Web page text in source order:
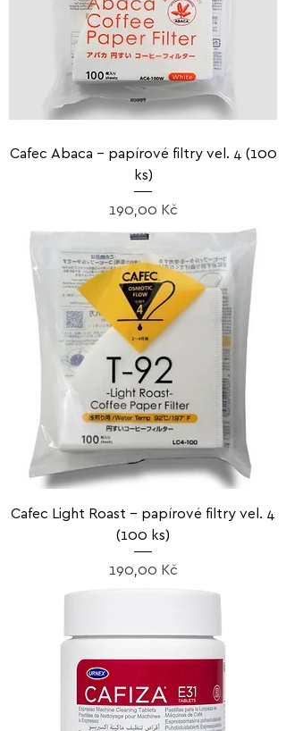
Cafec Abaca – papírové filtry vel. 4 (100
ks)
Cena
190,00 Kč
Cafec Light Roast – papírové filtry vel. 4
(100 ks)
Cena
190,00 Kč